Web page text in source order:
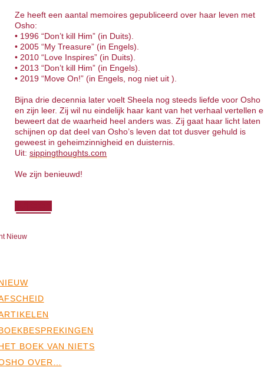
Ze heeft een aantal memoires gepubliceerd over haar leven met
Osho:
• 1996 “Don’t kill Him” (in Duits).
• 2005 “My Treasure” (in Engels).
• 2010 “Love Inspires” (in Duits).
• 2013 “Don’t kill Him” (in Engels).
• 2019 “Move On!” (in Engels, nog niet uit ).
Bijna drie decennia later voelt Sheela nog steeds liefde voor Osho
en zijn leer. Zij wil nu eindelijk haar kant van het verhaal vertellen
beweert dat de waarheid heel anders was. Zij gaat haar licht laten
schijnen op dat deel van Osho’s leven dat tot dusver gehuld is
geweest in geheimzinnigheid en duisternis.
Uit:sippingthoughts.com
We zijn benieuwd!
Meer
Nieuw
BOEK VAN NIETS
OVER…